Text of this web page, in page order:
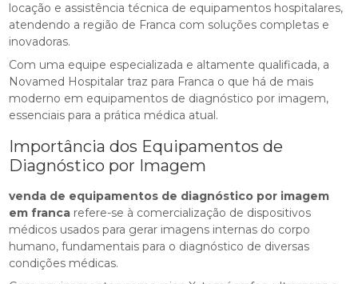
locação e assistência técnica de equipamentos hospitalares,
atendendo a região de Franca com soluções completas e
inovadoras.
Com uma equipe especializada e altamente qualificada, a
Novamed Hospitalar traz para Franca o que há de mais
moderno em equipamentos de diagnóstico por imagem,
essenciais para a prática médica atual.
Importância dos Equipamentos de
Diagnóstico por Imagem
venda de equipamentos de diagnóstico por imagem
em franca refere-se à comercialização de dispositivos
médicos usados para gerar imagens internas do corpo
humano, fundamentais para o diagnóstico de diversas
condições médicas.